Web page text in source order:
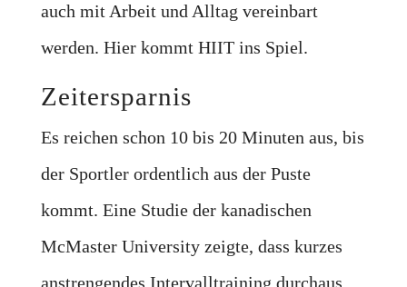
auch mit Arbeit und Alltag vereinbart
werden. Hier kommt HIIT ins Spiel.
Zeitersparnis
Es reichen schon 10 bis 20 Minuten aus, bis
der Sportler ordentlich aus der Puste
kommt. Eine Studie der kanadischen
McMaster University zeigte, dass kurzes
anstrengendes Intervalltraining durchaus